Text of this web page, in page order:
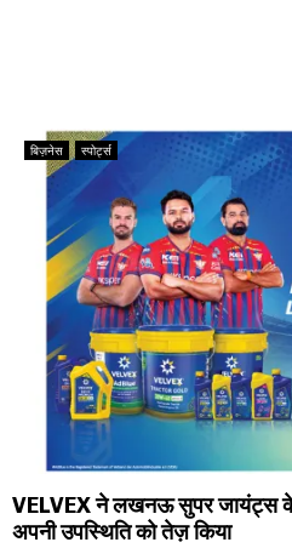
बिज़नेस स्पोर्ट्स
VELVEX ने लखनऊ सुपर जायंट्स के
अपनी उपस्थिति को तेज़ किया